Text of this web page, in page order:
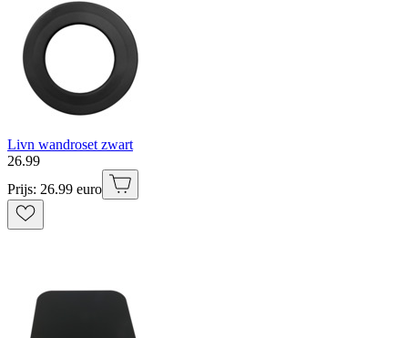
Livn wandroset zwart
26.99
Prijs: 26.99 euro